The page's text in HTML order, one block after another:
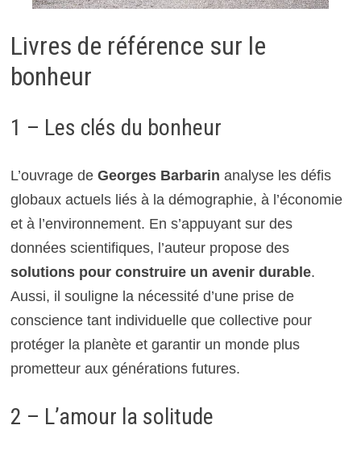
Livres de référence sur le
bonheur
1 – Les clés du bonheur
L’ouvrage de Georges Barbarin analyse les défis
globaux actuels liés à la démographie, à l’économie
et à l’environnement. En s’appuyant sur des
données scientifiques, l’auteur propose des
solutions pour construire un avenir durable.
Aussi, il souligne la nécessité d’une prise de
conscience tant individuelle que collective pour
protéger la planète et garantir un monde plus
prometteur aux générations futures.
2 – L’amour la solitude